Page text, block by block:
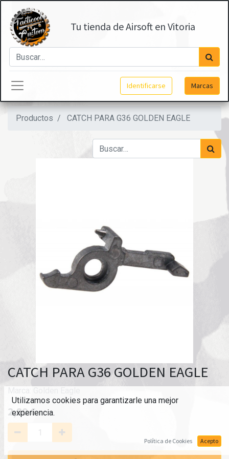
Tu tienda de Airsoft en Vitoria
Identificarse Marcas
Productos CATCH PARA G36 GOLDEN EAGLE
CATCH PARA G36 GOLDEN EAGLE
2,80€
Utilizamos cookies para garantizarle una mejor
experiencia.
Política de Cookies Acepto